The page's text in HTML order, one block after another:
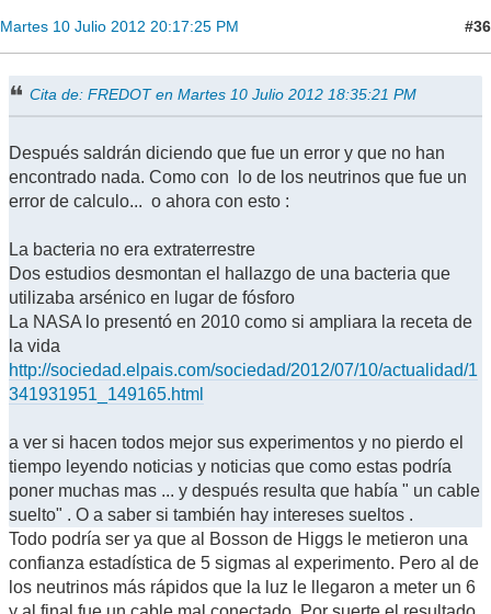
Martes 10 Julio 2012 20:17:25 PM #36
Cita de: FREDOT en Martes 10 Julio 2012 18:35:21 PM
Después saldrán diciendo que fue un error y que no han
encontrado nada. Como con lo de los neutrinos que fue un
error de calculo... o ahora con esto :
La bacteria no era extraterrestre
Dos estudios desmontan el hallazgo de una bacteria que
utilizaba arsénico en lugar de fósforo
La NASA lo presentó en 2010 como si ampliara la receta de
la vida
http://sociedad.elpais.com/sociedad/2012/07/10/actualidad/1
341931951_149165.html
a ver si hacen todos mejor sus experimentos y no pierdo el
tiempo leyendo noticias y noticias que como estas podría
poner muchas mas ... y después resulta que había " un cable
suelto" . O a saber si también hay intereses sueltos .
Todo podría ser ya que al Bosson de Higgs le metieron una
confianza estadística de 5 sigmas al experimento. Pero al de
los neutrinos más rápidos que la luz le llegaron a meter un 6